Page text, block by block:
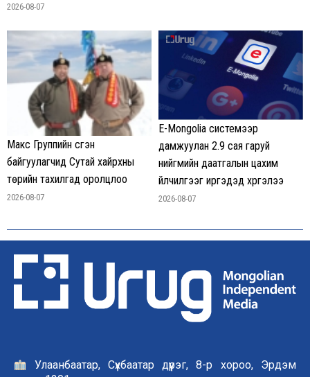
2026-08-07
Макс Группийн үүсгэн
байгуулагчид Сутай хайрхны
төрийн тахилгад оролцлоо
2026-08-07
E-Mongolia системээр
дамжуулан 2.9 сая гаруй
нийгмийн даатгалын цахим
үйлчилгээг иргэдэд хүргэлээ
2026-08-07
Улаанбаатар, Сүхбаатар дүүрэг, 8-р хороо, Эрдэм